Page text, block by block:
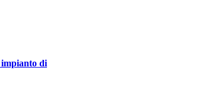
di